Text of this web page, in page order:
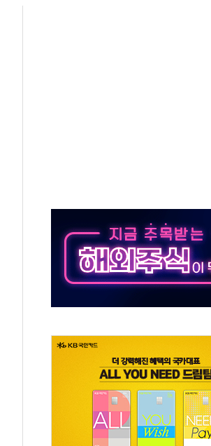
의' 차가원 대표 구속 송치
국민만 잡아"
박 7년 새 7배 늘었다...폭염 대책비는 8.6배 증가
여름"…구윤철, 쪽방촌 폭염 대응상황 점검
닥터 코퍼'가 말하는 경기 신호가 달라졌다
노선 재개...3년 2개월 만
성 제고 특별 위원회 위촉장 수여식 및 1차 회의
모 美 전력 케이블 수주